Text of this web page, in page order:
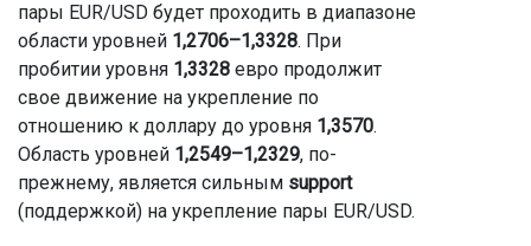
пары EUR/USD будет проходить в диапазоне
области уровней 1,2706–1,3328. При
пробитии уровня 1,3328 евро продолжит
свое движение на укрепление по
отношению к доллару до уровня 1,3570.
Область уровней 1,2549–1,2329, по-
прежнему, является сильным support
(поддержкой) на укрепление пары EUR/USD.